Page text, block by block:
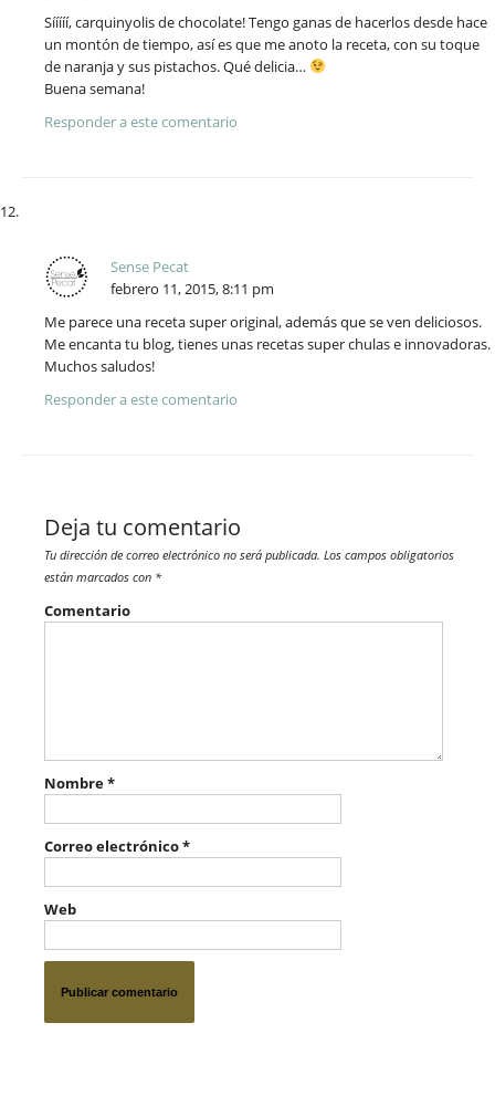
Sííííí, carquinyolis de chocolate! Tengo ganas de hacerlos desde hace
un montón de tiempo, así es que me anoto la receta, con su toque
de naranja y sus pistachos. Qué delicia…
Buena semana!
Responder a este comentario
Sense Pecat
febrero 11, 2015, 8:11 pm
Me parece una receta super original, además que se ven deliciosos.
Me encanta tu blog, tienes unas recetas super chulas e innovadoras.
Muchos saludos!
Responder a este comentario
Deja tu comentario
Tu dirección de correo electrónico no será publicada. Los campos obligatorios
están marcados con *
Comentario
Nombre*
Correo electrónico*
Web